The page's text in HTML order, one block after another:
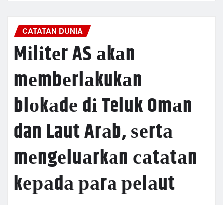
CATATAN DUNIA
Mіlіtеr AS аkаn
mеmbеrlаkukаn
blоkаdе dі Teluk Omаn
dan Laut Arаb, ѕеrtа
mеngеluаrkаn саtаtаn
kераdа раrа реlаut